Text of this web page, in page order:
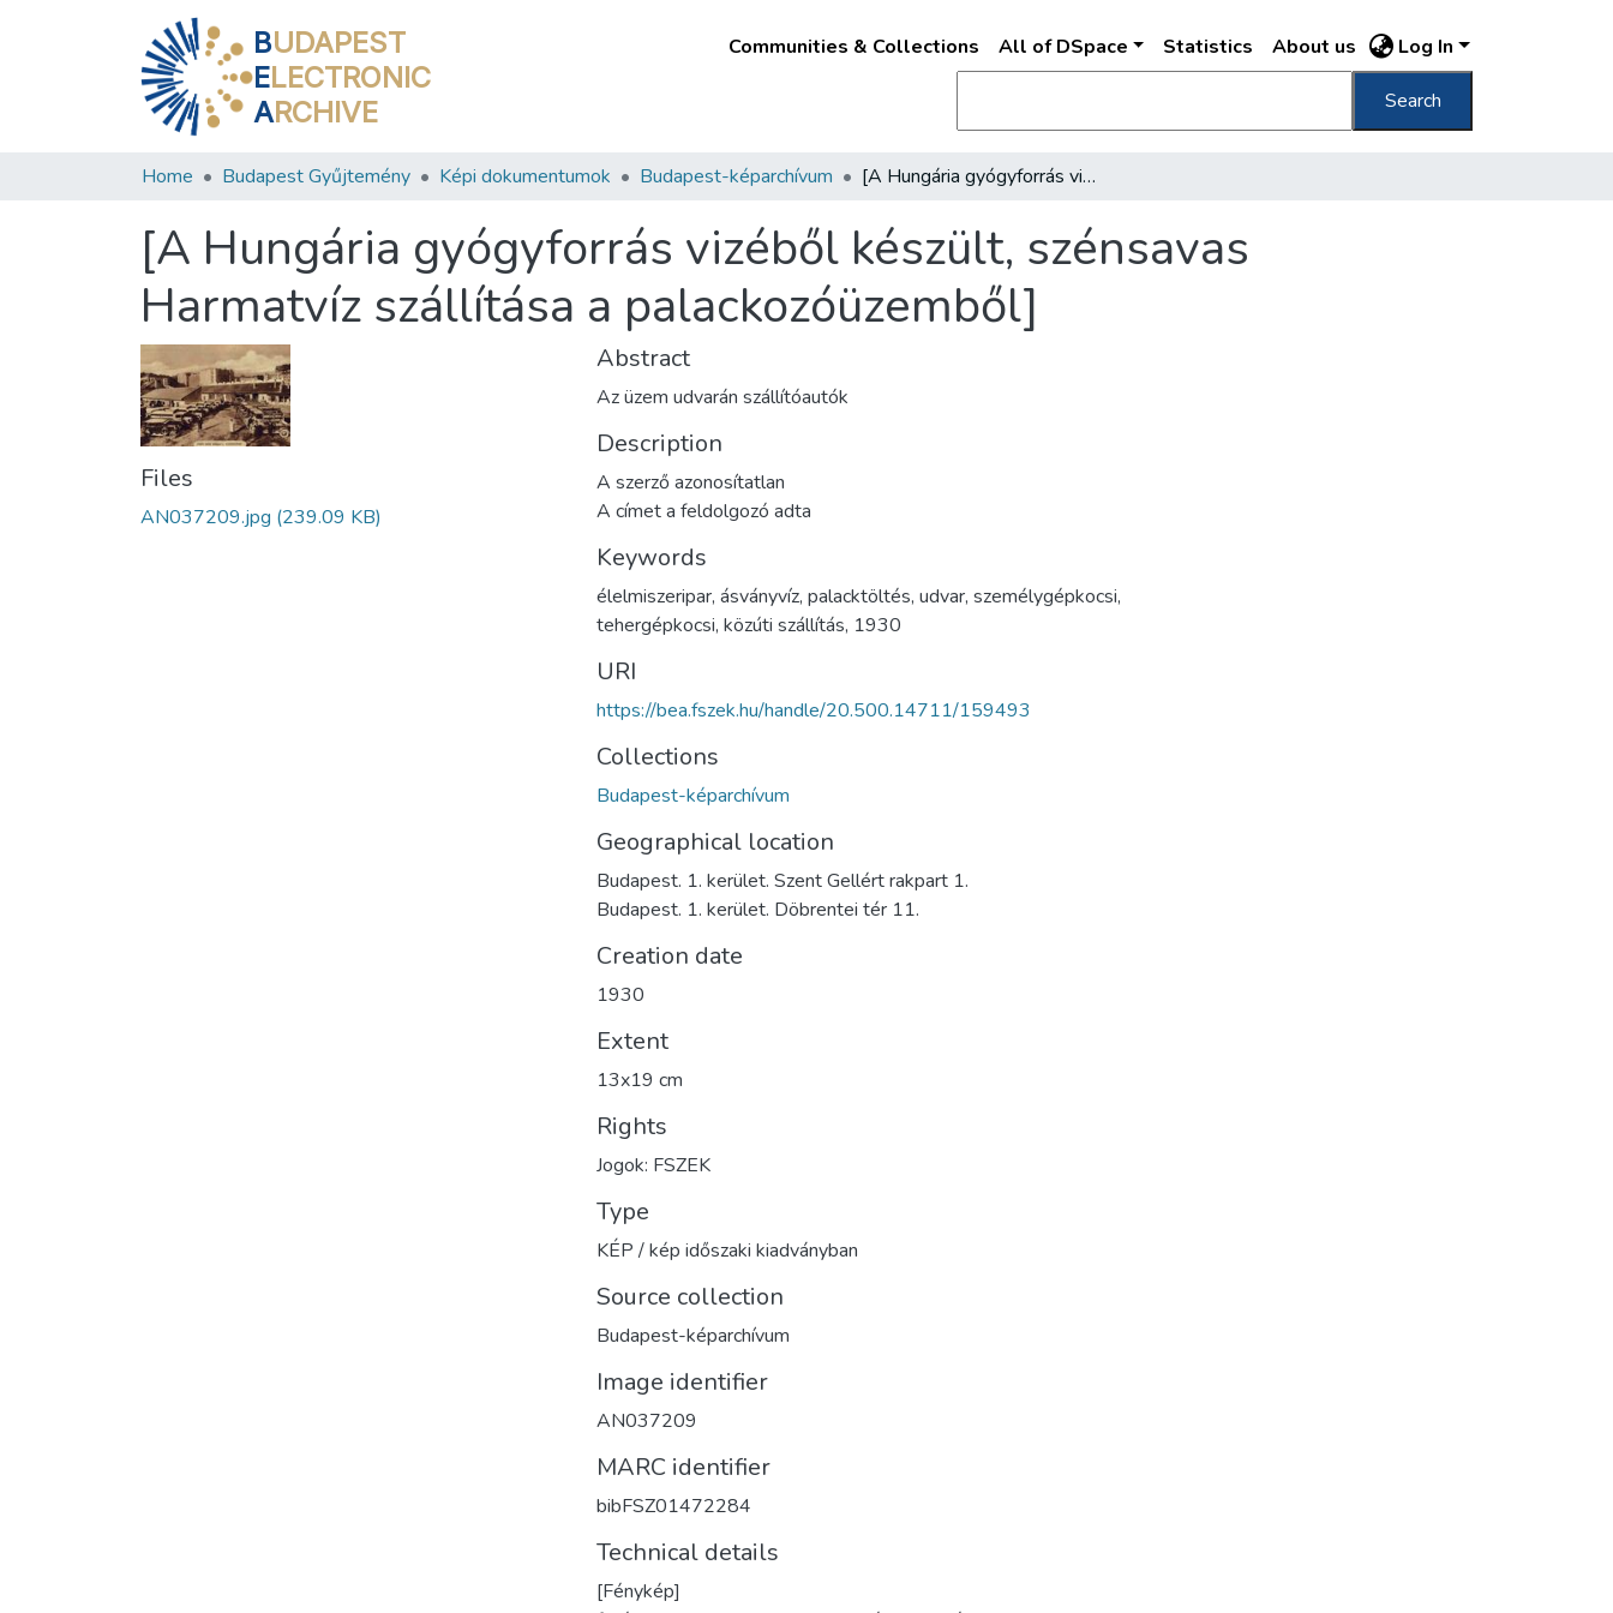
BUDAPEST
ELECTRONIC
ARCHIVE
Communities & Collections All of DSpace Statistics About us Log In
Search
Home Budapest Gyűjtemény Képi dokumentumok Budapest-képarchívum [A Hungária gyógyforrás vizéből készült, szénsavas Harmatvíz szállítása a palackozóüzemből]
[A Hungária gyógyforrás vizéből készült, szénsavas
Harmatvíz szállítása a palackozóüzemből]
Files
AN037209.jpg (239.09 KB)
Abstract
Az üzem udvarán szállítóautók
Description
A szerző azonosítatlan
A címet a feldolgozó adta
Keywords
élelmiszeripar, ásványvíz, palacktöltés, udvar, személygépkocsi,
tehergépkocsi, közúti szállítás, 1930
URI
https://bea.fszek.hu/handle/20.500.14711/159493
Collections
Budapest-képarchívum
Geographical location
Budapest. 1. kerület. Szent Gellért rakpart 1.
Budapest. 1. kerület. Döbrentei tér 11.
Creation date
1930
Extent
13x19 cm
Rights
Jogok: FSZEK
Type
KÉP / kép időszaki kiadványban
Source collection
Budapest-képarchívum
Image identifier
AN037209
MARC identifier
bibFSZ01472284
Technical details
[Fénykép]